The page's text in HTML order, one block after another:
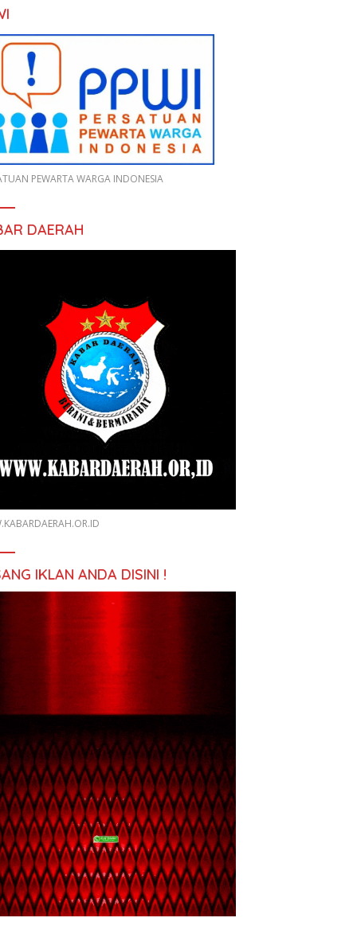
PEWARTA WARGA INDONESIA
DAERAH
IKLAN ANDA DISINI !